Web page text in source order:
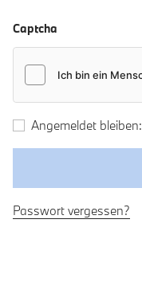
Captcha
Angemeldet bleiben:
Passwort vergessen?